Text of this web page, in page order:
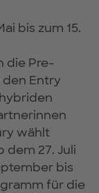
bis zum 15.
die Pre-
den Entry
wählt
dem 27. Juli
bis
für die